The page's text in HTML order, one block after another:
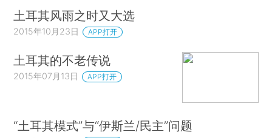
土耳其风雨之时又大选
2015年10月23日 APP打开
土耳其的不老传说
2015年07月13日 APP打开
“土耳其模式”与“伊斯兰/民主”问题